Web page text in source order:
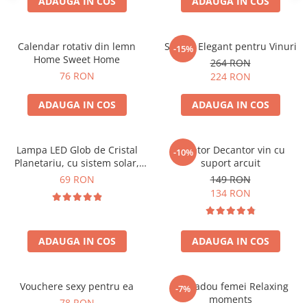
Calendar rotativ din lemn
Home Sweet Home
76 RON
ADAUGA IN COS
-15%
Suport Elegant pentru Vinuri
264 RON
224 RON
ADAUGA IN COS
Lampa LED Glob de Cristal
Planetariu, cu sistem solar,
cadou captivant
69 RON
ADAUGA IN COS
-10%
Aerator Decantor vin cu
suport arcuit
149 RON
134 RON
ADAUGA IN COS
Vouchere sexy pentru ea
-7%
Set cadou femei Relaxing
moments